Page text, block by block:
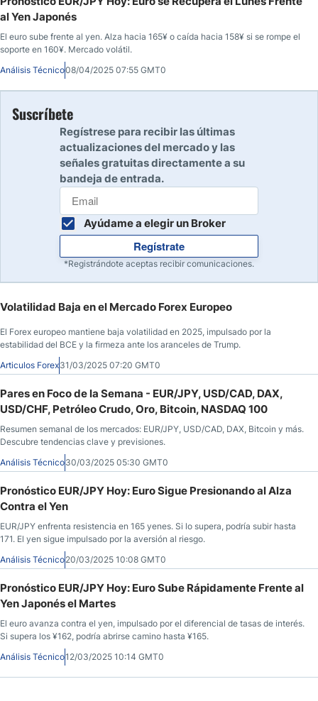
al Yen Japonés
El euro sube frente al yen. Alza hacia 165¥ o caída hacia 158¥ si se rompe el
soporte en 160¥. Mercado volátil.
Análisis Técnico08/04/2025 07:55 GMT0
Suscríbete
Regístrese para recibir las últimas
actualizaciones del mercado y las
señales gratuitas directamente a su
bandeja de entrada.
Ayúdame a elegir un Broker
Regístrate
*Registrándote aceptas recibir comunicaciones.
Volatilidad Baja en el Mercado Forex Europeo
El Forex europeo mantiene baja volatilidad en 2025, impulsado por la
estabilidad del BCE y la firmeza ante los aranceles de Trump.
Articulos Forex31/03/2025 07:20 GMT0
Pares en Foco de la Semana - EUR/JPY, USD/CAD, DAX,
USD/CHF, Petróleo Crudo, Oro, Bitcoin, NASDAQ 100
Resumen semanal de los mercados: EUR/JPY, USD/CAD, DAX, Bitcoin y más.
Descubre tendencias clave y previsiones.
Análisis Técnico30/03/2025 05:30 GMT0
Pronóstico EUR/JPY Hoy: Euro Sigue Presionando al Alza
Contra el Yen
EUR/JPY enfrenta resistencia en 165 yenes. Si lo supera, podría subir hasta
171. El yen sigue impulsado por la aversión al riesgo.
Análisis Técnico20/03/2025 10:08 GMT0
Pronóstico EUR/JPY Hoy: Euro Sube Rápidamente Frente al
Yen Japonés el Martes
El euro avanza contra el yen, impulsado por el diferencial de tasas de interés.
Si supera los ¥162, podría abrirse camino hasta ¥165.
Análisis Técnico12/03/2025 10:14 GMT0